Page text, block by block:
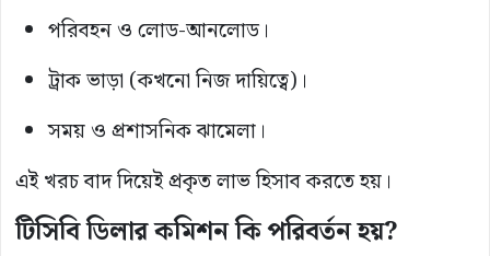
পরিবহন ও লোড-আনলোড।
ট্রাক ভাড়া (কখনো নিজ দায়িত্বে)।
সময় ও প্রশাসনিক ঝামেলা।
এই খরচ বাদ দিয়েই প্রকৃত লাভ হিসাব করতে হয়।
টিসিবি ডিলার কমিশন কি পরিবর্তন হয়?